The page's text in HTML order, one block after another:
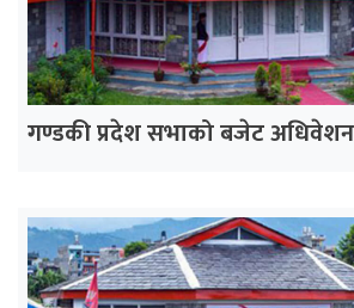
गण्डकी प्रदेश सभाको बजेट